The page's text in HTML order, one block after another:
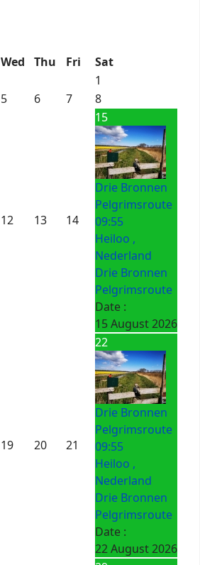
Wed Thu Fri
Sat
1
5 6 7 8
12 13 14
15
Drie Bronnen
Pelgrimsroute
09:55
Heiloo ,
Nederland
Drie Bronnen
Pelgrimsroute
Date :
15 August 2026
19 20 21
22
Drie Bronnen
Pelgrimsroute
09:55
Heiloo ,
Nederland
Drie Bronnen
Pelgrimsroute
Date :
22 August 2026